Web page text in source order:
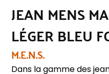
JEAN MENS
LÉGER BLEU
M.E.N.S.
Dans la gamme des